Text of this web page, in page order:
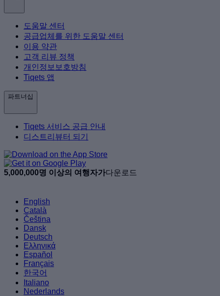
도움말 센터
공급업체를 위한 도움말 센터
이용 약관
고객 리뷰 정책
개인정보보호방침
Tiqets 앱
파트너십
Tiqets 서비스 공급 안내
디스트리뷰터 되기
5,000,000명 이상의 여행자가다운로드
English
Català
Čeština
Dansk
Deutsch
Ελληνικά
Español
Français
한국어
Italiano
Nederlands